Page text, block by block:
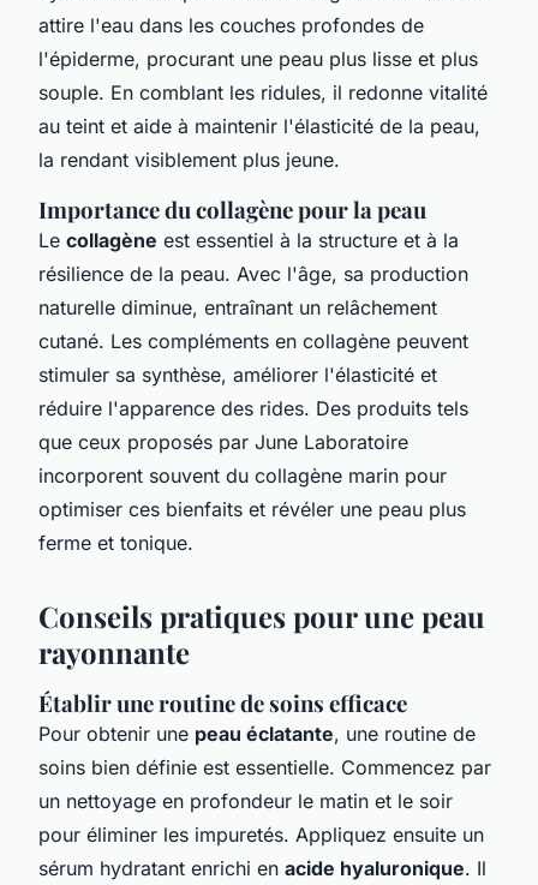
attire l'eau dans les couches profondes de
l'épiderme, procurant une peau plus lisse et plus
souple. En comblant les ridules, il redonne vitalité
au teint et aide à maintenir l'élasticité de la peau,
la rendant visiblement plus jeune.
Importance du collagène pour la peau
Le collagène est essentiel à la structure et à la
résilience de la peau. Avec l'âge, sa production
naturelle diminue, entraînant un relâchement
cutané. Les compléments en collagène peuvent
stimuler sa synthèse, améliorer l'élasticité et
réduire l'apparence des rides. Des produits tels
que ceux proposés par June Laboratoire
incorporent souvent du collagène marin pour
optimiser ces bienfaits et révéler une peau plus
ferme et tonique.
Conseils pratiques pour une peau
rayonnante
Établir une routine de soins efficace
Pour obtenir une peau éclatante, une routine de
soins bien définie est essentielle. Commencez par
un nettoyage en profondeur le matin et le soir
pour éliminer les impuretés. Appliquez ensuite un
sérum hydratant enrichi en acide hyaluronique. Il